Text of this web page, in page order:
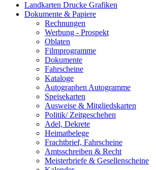
Landkarten Drucke Grafiken
Dokumente & Papiere
Rechnungen
Werbung - Prospekt
Oblaten
Filmprogramme
Dokumente
Fahrscheine
Kataloge
Autographen Autogramme
Speisekarten
Ausweise & Mitgliedskarten
Politik/ Zeitgeschehen
Adel, Dekrete
Heimatbelege
Frachtbrief, Fahrscheine
Amtsschreiben & Recht
Meisterbriefe & Gesellenscheine